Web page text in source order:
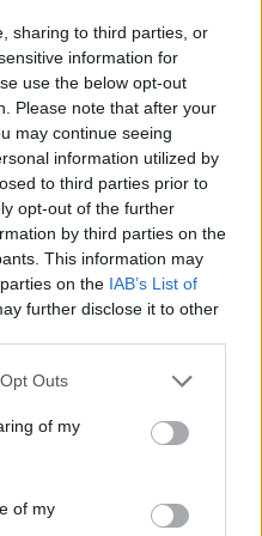
sharing to third parties, or
information for
use the below opt-out
Please note that after your
may continue seeing
information utilized by
to third parties prior to
opt-out of the further
by third parties on the
This information may
on the IAB’s List of
further disclose it to other
Outs
of my
of my
intymnymi
lata. Po długich
tego wyjść. Jednakze
dyskomfort oraz
w bruzdach między
czyste. Lekarka
u mnie osocze
zabieg i moze cos o
Będę wdzięczna
forum dla rodziny i
spirala
opryszczka